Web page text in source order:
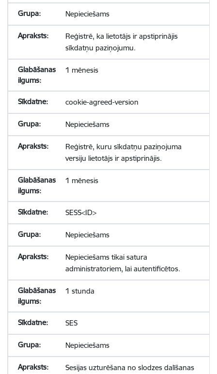
Nepieciešams
Reģistrē, ka lietotājs ir apstiprinājis
sīkdatņu paziņojumu.
1 mēnesis
cookie-agreed-version
Nepieciešams
Reģistrē, kuru sīkdatņu paziņojuma
versiju lietotājs ir apstiprinājis.
1 mēnesis
SESS<ID>
Nepieciešams
Nepieciešams tikai satura
administratoriem, lai autentificētos.
1 stunda
SES
Nepieciešams
Sesijas uzturēšana no slodzes dalīšanas